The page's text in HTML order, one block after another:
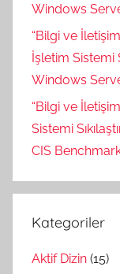
Windows
“Bilgi ve
İşletim Sistemi
Windows
“Bilgi ve
Sistemi
CIS
Kategoriler
Aktif Dizin (15)